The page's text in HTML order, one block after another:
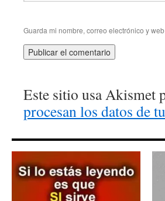
Guarda mi nombre, correo electrónico y
Este sitio usa Akismet
procesan los datos de